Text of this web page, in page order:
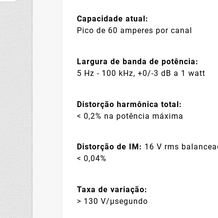
Capacidade atual:
Pico de 60 amperes por canal
Largura de banda de potência:
5 Hz - 100 kHz, +0/-3 dB a 1 watt
Distorção harmônica total:
< 0,2% na potência máxima
Distorção de IM: 16 V rms
< 0,04%
Taxa de variação:
> 130 V/µsegundo